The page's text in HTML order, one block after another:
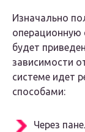
Изначально
операционную
будет
зависимости
системе идет
способами:
Через